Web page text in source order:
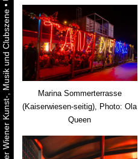
•
Marina Sommerterrasse
(Kaiserwiesen-seitig), Photo: Ola
Queen